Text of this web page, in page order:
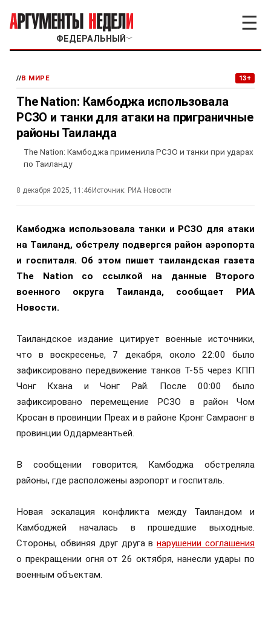
ФЕДЕРАЛЬНЫЙ ﹀
☰
//В МИРЕ 13+
The Nation: Камбоджа использовала
РСЗО и танки для атаки на приграничные
районы Таиланда
The Nation: Камбоджа применила РСЗО и танки при ударах
по Таиланду
8 декабря 2025, 11:46 Источник: РИА Новости
Камбоджа использовала танки и РСЗО для атаки
на Таиланд, обстрелу подвергся район аэропорта
и госпиталя. Об этом пишет таиландская газета
The Nation со ссылкой на данные Второго
военного округа Таиланда, сообщает РИА
Новости.
Таиландское издание цитирует военные источники,
что в воскресенье, 7 декабря, около 22:00 было
зафиксировано передвижение танков Т-55 через КПП
Чонг Кхана и Чонг Рай. После 00:00 было
зафиксировано перемещение РСЗО в район Чом
Кросан в провинции Преах и в районе Кронг Самраонг в
провинции Оддармеантьей.
В сообщении говорится, Камбоджа обстреляла
районы, где расположены аэропорт и госпиталь.
Новая эскалация конфликта между Таиландом и
Камбоджей началась в прошедшие выходные.
Стороны, обвиняя друг друга внарушении соглашения
о прекращении огня от 26 октября, нанесли удары по
военным объектам.